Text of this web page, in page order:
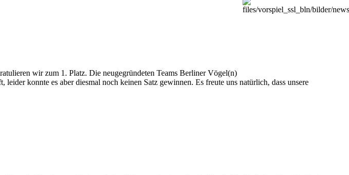
wir zum 1. Platz. Die neugegründeten Teams Berliner Vögel(n)
konnte es aber diesmal noch keinen Satz gewinnen. Es freute uns natürlich, dass unsere